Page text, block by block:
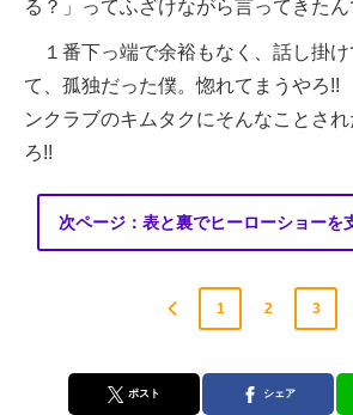
る？」ってふざけながら言ってきたん
１番下っ端で余裕もなく、話し掛け
て、孤独だった僕。惚れてまうやろ
ンクラブのキムタクにそんなことさ
ろ!!
次ページ：表と裏でヒーローショーを
1 2 3
ポスト シェア